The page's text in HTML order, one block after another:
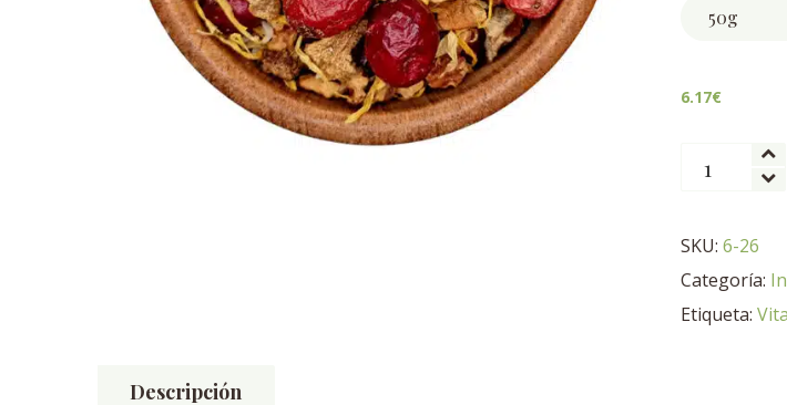
6.17€
Membrillo
BIO
cantidad
SKU: 6-26
Categoría:
Etiqueta:
Descripción